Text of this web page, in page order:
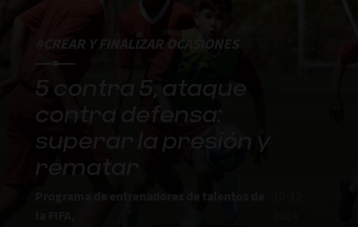
#CREAR Y FINALIZAR OCASIONES
5 contra 5, ataque
contra defensa:
superar la presión y
rematar